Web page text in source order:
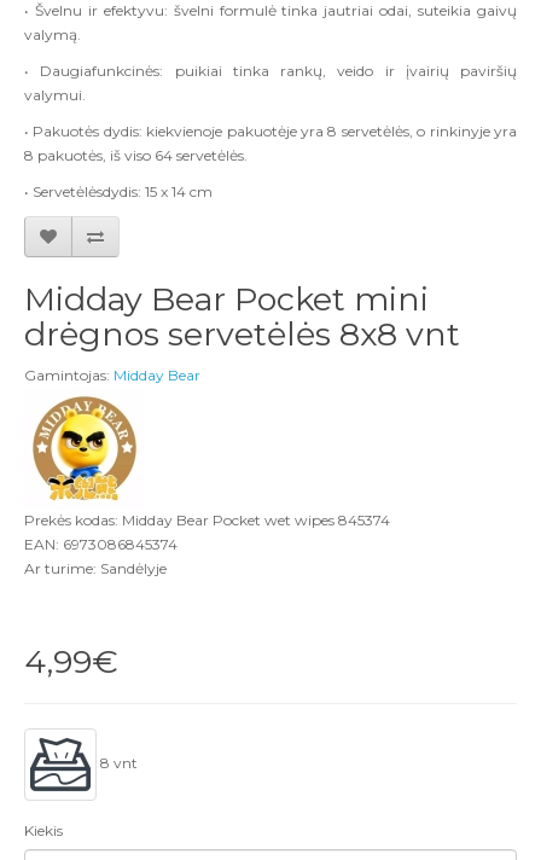
• Švelnu ir efektyvu: švelni formulė tinka jautriai odai, suteikia gaivų
valymą.
• Daugiafunkcinės: puikiai tinka rankų, veido ir įvairių paviršių
valymui.
• Pakuotės dydis: kiekvienoje pakuotėje yra 8 servetėlės, o rinkinyje yra
8 pakuotės, iš viso 64 servetėlės.
• Servetėlės ​​dydis: 15 x 14 cm
Midday Bear Pocket mini
drėgnos servetėlės 8x8 vnt
Gamintojas: Midday Bear
Prekės kodas: Midday Bear Pocket wet wipes 845374
EAN: 6973086845374
Ar turime: Sandėlyje
4,99€
8 vnt
Kiekis